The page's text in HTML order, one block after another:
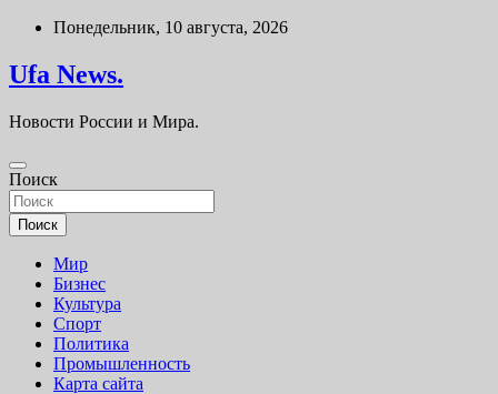
Перейти
содержимому
Понедельник, 10 августа, 2026
Ufa News.
Новости России и Мира.
Поиск
Поиск
Мир
Бизнес
Культура
Спорт
Политика
Промышленность
Карта сайта